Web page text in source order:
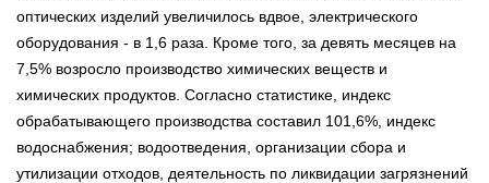
оптических изделий увеличилось вдвое, электрического
оборудования - в 1,6 раза. Кроме того, за девять месяцев на
7,5% возросло производство химических веществ и
химических продуктов. Согласно статистике, индекс
обрабатывающего производства составил 101,6%, индекс
водоснабжения; водоотведения, организации сбора и
утилизации отходов, деятельность по ликвидации загрязнений